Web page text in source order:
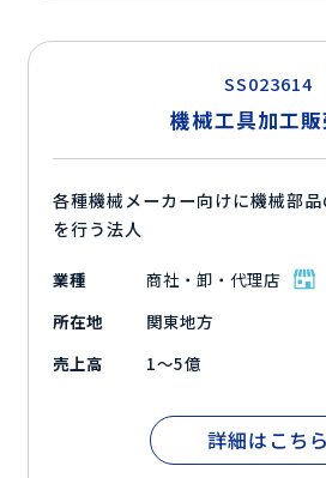
SS023614
機械工具加工
各種機械メーカー向けに機械部
を行う法人
業種
商社・卸・代理店
所在地
関東地方
売上高
1～5億
詳細はこちら